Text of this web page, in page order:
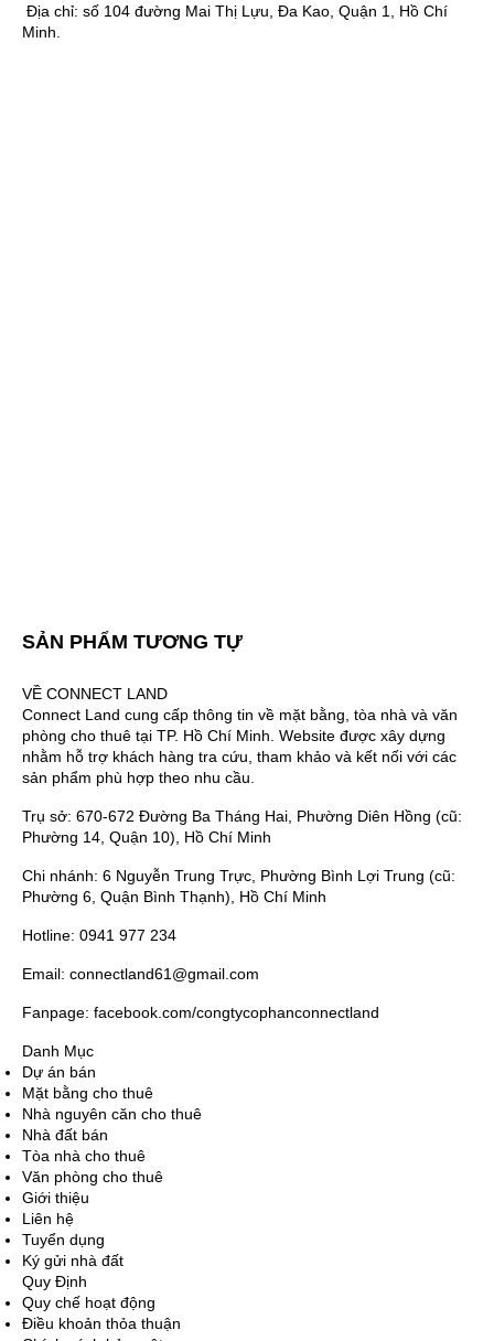
Địa chỉ: số 104 đường Mai Thị Lựu, Đa Kao, Quận 1, Hồ Chí
Minh.
SẢN PHẨM TƯƠNG TỰ
VỀ CONNECT LAND
Connect Land cung cấp thông tin về mặt bằng, tòa nhà và văn
phòng cho thuê tại TP. Hồ Chí Minh. Website được xây dựng
nhằm hỗ trợ khách hàng tra cứu, tham khảo và kết nối với các
sản phẩm phù hợp theo nhu cầu.
Trụ sở: 670-672 Đường Ba Tháng Hai, Phường Diên Hồng (cũ:
Phường 14, Quận 10), Hồ Chí Minh
Chi nhánh: 6 Nguyễn Trung Trực, Phường Bình Lợi Trung (cũ:
Phường 6, Quận Bình Thạnh), Hồ Chí Minh
Hotline: 0941 977 234
Email: connectland61@gmail.com
Fanpage: facebook.com/congtycophanconnectland
Danh Mục
Dự án bán
Mặt bằng cho thuê
Nhà nguyên căn cho thuê
Nhà đất bán
Tòa nhà cho thuê
Văn phòng cho thuê
Giới thiệu
Liên hệ
Tuyển dụng
Ký gửi nhà đất
Quy Định
Quy chế hoạt động
Điều khoản thỏa thuận